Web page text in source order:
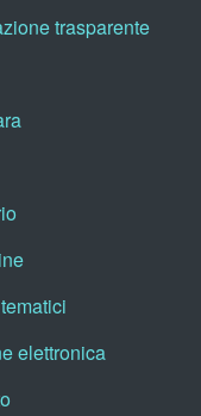
trasparente
elettronica